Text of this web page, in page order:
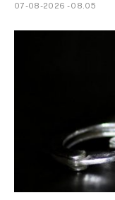
07-08-2026 - 08.05